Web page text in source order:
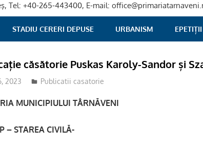
Tel: +40-265-443400, E-mail:
STADIU CERERI DEPUSE URBANISM EPETIȚII
căsătorie Puskas Karoly-Sandor și
2023 stciv
Publicatii casatorie
MUNICIPIULUI TÂRNĂVENI
– STAREA CIVILĂ-